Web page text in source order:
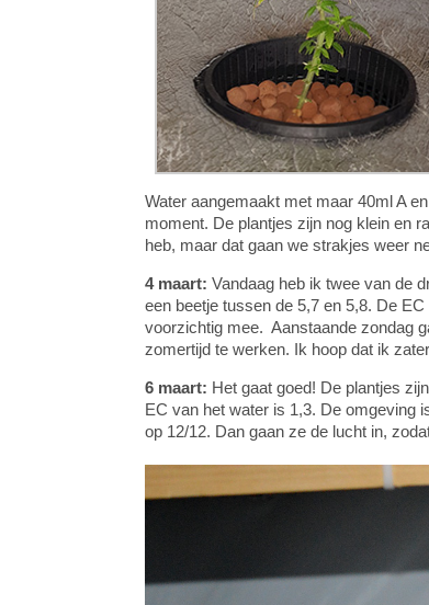
Water aangemaakt met maar 40ml A
moment. De plantjes zijn nog klein en
heb, maar dat gaan we strakjes weer
4 maart: Vandaag heb ik twee van de
een beetje tussen de 5,7 en 5,8. De
voorzichtig mee. Aanstaande zondag
zomertijd te werken. Ik hoop dat ik
6 maart: Het gaat goed! De plantjes
EC van het water is 1,3. De omgeving
op 12/12. Dan gaan ze de lucht in,